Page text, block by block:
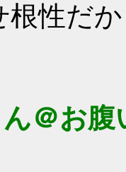
根性だ
＠お腹